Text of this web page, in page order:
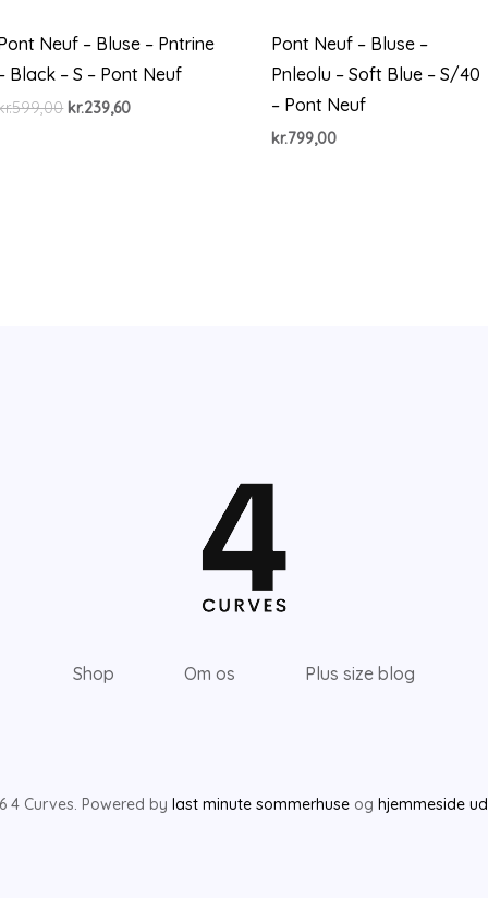
Neuf – Bluse – Pntrine
Black – S – Pont Neuf
599,00 Den
kr.239,60Den
Pont Neuf – Bluse –
Pnleolu – Soft Blue – S/40
– Pont Neuf
kr.799,00
Shop Om os Plus size blog
4 Curves. Powered by last minute sommerhuse og hjemmeside